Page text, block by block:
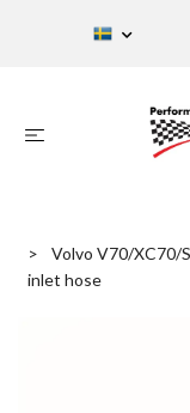
Volvo V70/XC70/
inlet hose